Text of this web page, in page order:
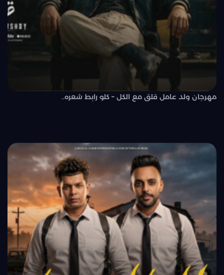
مهرجان ولد عامل قلق مع الكل – كلو رابط شعره..